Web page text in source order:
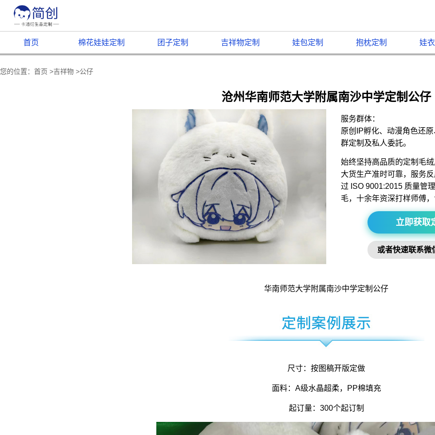
首页 棉花娃娃定制 团子定制 吉祥物定制 娃包定制 抱枕定制 娃
您的位置： 首页 >吉祥物 >公仔
沧州华南师范大学附属南沙中学定制公仔
服务群体：
原创IP孵化、动漫角色还
群定制及私人委託。
始终坚持高品质的定制毛
大货生产准时可靠，服务
过 ISO 9001:2015 质量管
毛，十余年资深打样师傅
立即获取
或者快速联系微
华南师范大学附属南沙中学定制公仔
尺寸：按图稿开版定做
面料：A级水晶超柔，PP棉填充
起订量：300个起订制